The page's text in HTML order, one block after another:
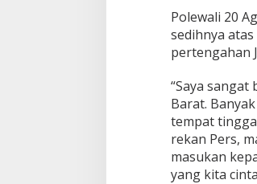
Polewali 20
sedihnya
pertengahan
“Saya
Barat.
tempat
rekan Pers,
masukan
yang kita